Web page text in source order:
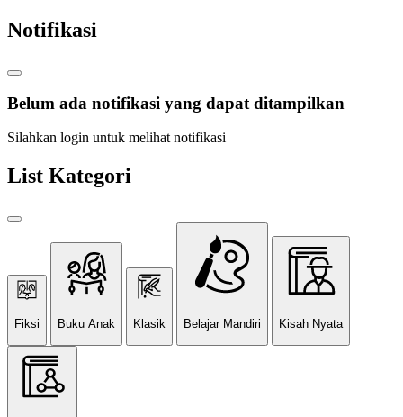
Notifikasi
Belum ada notifikasi yang dapat ditampilkan
Silahkan login untuk melihat notifikasi
List Kategori
Fiksi Buku Anak Klasik Belajar Mandiri Kisah Nyata